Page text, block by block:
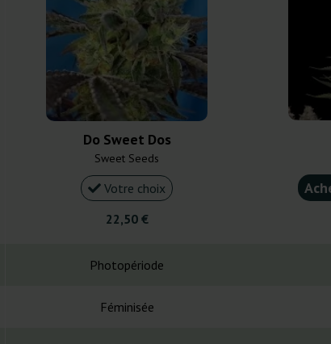
Do Sweet Dos
Sweet Seeds
Votre choix
22,50 €
Photopériode
Féminisée